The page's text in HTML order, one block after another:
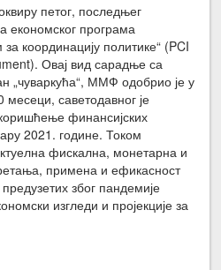
петог, последњег
економског програма
координацију политике“ (PCI
Овај вид сарадње са
„чуваркућа“, ММФ одобрио је у
саветодавног је
финансијских
2021. године. Током
фискална, монетарна и
примена и ефикасност
због пандемије
изгледи и пројекције за